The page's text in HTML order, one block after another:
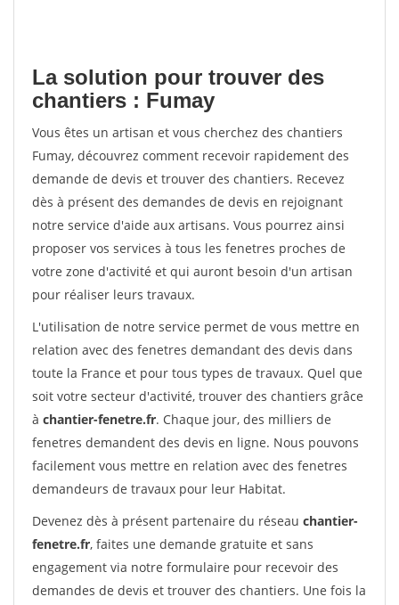
La solution pour trouver des
chantiers : Fumay
Vous êtes un artisan et vous cherchez des chantiers
Fumay, découvrez comment recevoir rapidement des
demande de devis et trouver des chantiers. Recevez
dès à présent des demandes de devis en rejoignant
notre service d'aide aux artisans. Vous pourrez ainsi
proposer vos services à tous les fenetres proches de
votre zone d'activité et qui auront besoin d'un artisan
pour réaliser leurs travaux.
L'utilisation de notre service permet de vous mettre en
relation avec des fenetres demandant des devis dans
toute la France et pour tous types de travaux. Quel que
soit votre secteur d'activité, trouver des chantiers grâce
à chantier-fenetre.fr. Chaque jour, des milliers de
fenetres demandent des devis en ligne. Nous pouvons
facilement vous mettre en relation avec des fenetres
demandeurs de travaux pour leur Habitat.
Devenez dès à présent partenaire du réseau chantier-
fenetre.fr, faites une demande gratuite et sans
engagement via notre formulaire pour recevoir des
demandes de devis et trouver des chantiers. Une fois la